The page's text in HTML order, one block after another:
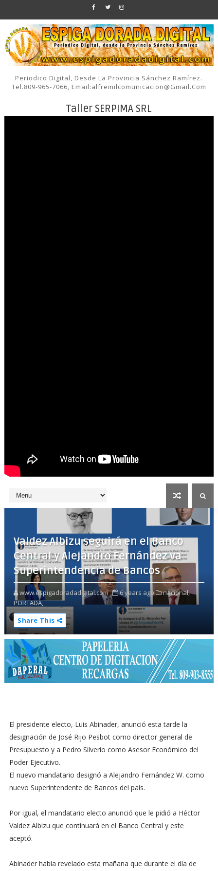
Periodico Digital, Desde La Provincia Sánchez Ramírez.
Tel.809-965-7066, Email:alfremilcomunicacion@gmail.com
Taller SERPIMA SRL
Valdez Albizu seguirá en el Banco
Central y Alejandro Fernández va
Superintendencia de Bancos
www.espigadoradadigital.com 6 years ago
nacional,
PORTADA,
Share This
El presidente electo, Luis Abinader, anunció esta tarde la
designación de José Rijo Pesbot como director general de
Presupuesto y a Pedro Silverio como Asesor Económico del
Poder Ejecutivo.
El nuevo mandatario designó a Alejandro Fernández W. como
nuevo Superintendente de Bancos del país.
Por igual, el mandatario electo anunció que le pidió a Héctor
Valdez Albizu que continuará en el Banco Central y este
aceptó.
Abinader había revelado esta mañana que durante el día de